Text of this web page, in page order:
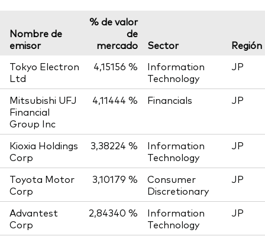
Nombre de
emisor
% de valor
de
mercado
Sector
Región
Tokyo Electron
Ltd
4,15156 %
Information
Technology
JP
Mitsubishi UFJ
Financial
Group Inc
4,11444 % Financials JP
Kioxia Holdings
Corp
3,38224 %
Information
Technology
JP
Toyota Motor
Corp
3,10179 %
Consumer
Discretionary
JP
Advantest
Corp
2,84340 %
Information
Technology
JP